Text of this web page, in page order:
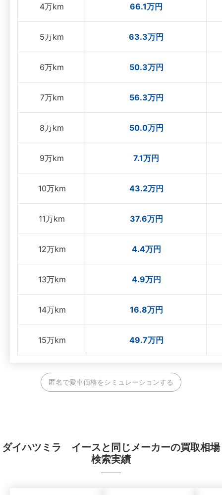
4万km 66.1万円
5万km 63.3万円
6万km 50.3万円
7万km 56.3万円
8万km 50.0万円
9万km 7.1万円
10万km 43.2万円
11万km 37.6万円
12万km 4.4万円
13万km 4.9万円
14万km 16.8万円
15万km 49.7万円
匿名で愛車価格をシミュレーションする
ダイハツミラ イースと同じメーカーの買取相場
検索実績